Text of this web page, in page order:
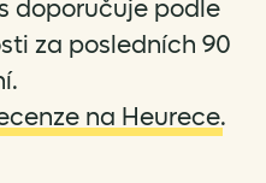
chosen
product
doporučuje podle
za posledních 90
na Heurece.